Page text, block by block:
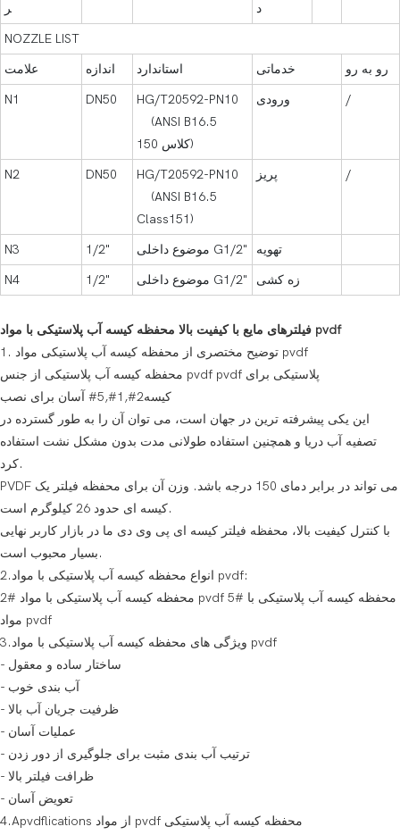
ر
د
NOZZLE LIST
علامت
اندازه استاندارد خدماتی
رو به رو
N1
DN50
HG/T20592-PN10
(ANSI B16.5
کلاس 150)
ورودی /
N2 DN50
HG/T20592-PN10
(ANSI B16.5
Class151)
پریز /
N3 1/2" موضوع داخلی G1/2"
تهویه
N4
1/2" موضوع داخلی G1/2" زه کشی
فیلترهای مایع با کیفیت بالا محفظه کیسه آب پلاستیکی با مواد pvdf
1. توضیح مختصری از محفظه کیسه آب پلاستیکی مواد pvdf
محفظه کیسه آب پلاستیکی از جنس pvdf pvdf پلاستیکی برای
کیسه2#,1#,5# آسان برای نصب
این یکی پیشرفته ترین در جهان است، می توان آن را به طور گسترده در
تصفیه آب دریا و همچنین استفاده طولانی مدت بدون مشکل نشت استفاده
کرد.
PVDF می تواند در برابر دمای 150 درجه باشد. وزن آن برای محفظه فیلتر یک
کیسه ای حدود 26 کیلوگرم است.
با کنترل کیفیت بالا، محفظه فیلتر کیسه ای پی وی دی ما در بازار کاربر نهایی
بسیار محبوب است.
2.انواع محفظه کیسه آب پلاستیکی با مواد pvdf:
2# محفظه کیسه آب پلاستیکی با مواد pvdf 5# محفظه کیسه آب پلاستیکی با
مواد pvdf
3.ویژگی های محفظه کیسه آب پلاستیکی با مواد pvdf
- ساختار ساده و معقول
- ظرفیت جریان آب بالا
- عملیات آسان
- ترتیب آب بندی مثبت برای جلوگیری از دور زدن
- ظرافت فیلتر بالا
- تعویض آسان
4.Apvdflications از مواد pvdf محفظه کیسه آب پلاستیکی